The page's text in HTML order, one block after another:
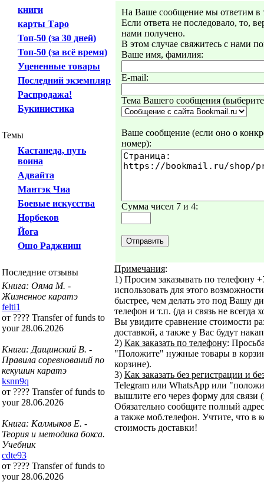
книги
карты Таро
Топ-50 (за 30 дней)
Топ-50 (за всё время)
Уцененные товары
Последний экземпляр
Распродажа!
Букинистика
Темы
Кастанеда, путь
воина
Адвайта
Мантэк Чиа
Боевые искусства
Норбеков
Йога
Ошо Раджниш
Последние отзывы
Книга: Ояма М. -
Жизненное каратэ
felti1
от ???? Transfer of funds to
your 28.06.2026
Книга: Дащинский В. -
Правила соревнований по
кекушин каратэ
ksnn9q
от ???? Transfer of funds to
your 28.06.2026
Книга: Калмыков Е. -
Теория и методика бокса.
Учебник
cdte93
от ???? Transfer of funds to
your 28.06.2026
На Ваше сообщение мы ответим в
Если ответа не последовало, то,
нами получено.
В этом случае свяжитесь с нами
Ваше имя, фамилия:
E-mail:
Тема Вашего сообщения
Ваше сообщение (если оно о
номер):
Сумма чисел 7 и 4:
Примечания:
1) Просим заказывать по телефону
использовать для этого
быстрее, чем делать это под Вашу
телефон и т.п. (да и связь не всегда
Вы увидите сравнение стоимости
доставкой, а также у Вас будут
2) Как заказать по телефону:
"Положите" нужные товары в
корзине).
3) Как заказать без регистрации и
Telegram или WhatsApp или
вышлите его через форму для связи
Обязательно сообщите полный
а также моб.телефон. Учтите, что в
стоимость доставки!